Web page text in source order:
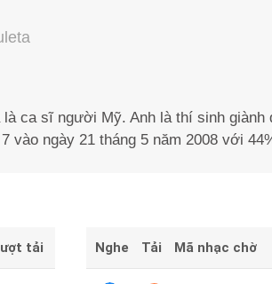
ca sĩ người Mỹ. Anh là thí sinh giành
vào ngày 21 tháng 5 năm 2008 với
tải Nghe Tải Mã nhạc chờ